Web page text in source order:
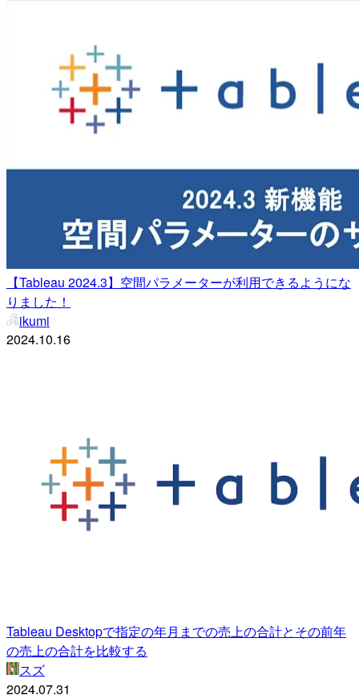
【Tableau 2024.3】空間パラメーターが利用できるようにな
りました！
ikumi
2024.10.16
Tableau Desktopで指定の年月までの売上の合計とその前年
の売上の合計を比較する
スズ
2024.07.31